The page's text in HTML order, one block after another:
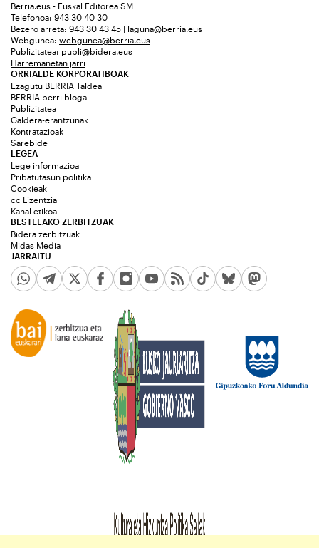
Berria.eus - Euskal Editorea SM
Telefonoa: 943 30 40 30
Bezero arreta: 943 30 43 45 | laguna@berria.eus
Webgunea: webgunea@berria.eus
Publizitatea: publi@bidera.eus
Harremanetan jarri
ORRIALDE KORPORATIBOAK
Ezagutu BERRIA Taldea
BERRIA berri bloga
Publizitatea
Galdera-erantzunak
Kontratazioak
Sarebide
JARRAITU
LEGEA
Lege informazioa
Pribatutasun politika
Cookieak
cc Lizentzia
Kanal etikoa
BESTELAKO ZERBITZUAK
Bidera zerbitzuak
Midas Media